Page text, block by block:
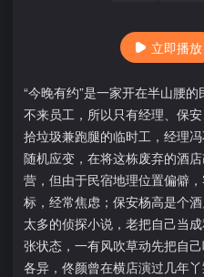
立即播放
“今晚有约”是一家开在半山腰
不来员工，所以只有经理、保
拾垃圾兼跑腿的临时工，经理
随机应变，在将这栋废弃的酒
营，但由于民宿地理位置偏僻
标，经常焦虑；保安杨高是个
太多的侦探小说，老把自己当
张状态，一有风吹草动先把自
各异，佟颜曾在横店演过几年